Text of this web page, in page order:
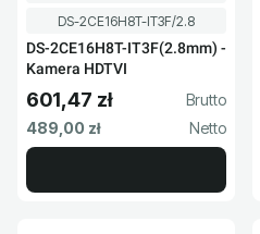
Kod produktu
DS-2CE16H8T-IT3F/2.8
DS-2CE16H8T-IT3F(2.8mm) -
Kamera HDTVI
Cena brutto
601,47 zł
Cena netto
489,00 zł